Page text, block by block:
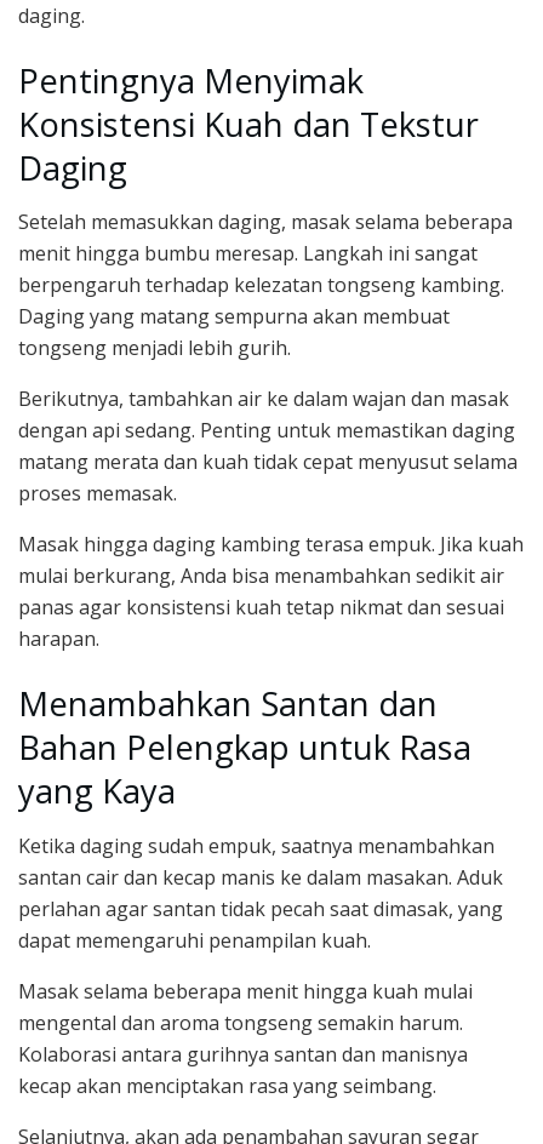
daging.
Pentingnya Menyimak
Konsistensi Kuah dan Tekstur
Daging
Setelah memasukkan daging, masak selama beberapa
menit hingga bumbu meresap. Langkah ini sangat
berpengaruh terhadap kelezatan tongseng kambing.
Daging yang matang sempurna akan membuat
tongseng menjadi lebih gurih.
Berikutnya, tambahkan air ke dalam wajan dan masak
dengan api sedang. Penting untuk memastikan daging
matang merata dan kuah tidak cepat menyusut selama
proses memasak.
Masak hingga daging kambing terasa empuk. Jika kuah
mulai berkurang, Anda bisa menambahkan sedikit air
panas agar konsistensi kuah tetap nikmat dan sesuai
harapan.
Menambahkan Santan dan
Bahan Pelengkap untuk Rasa
yang Kaya
Ketika daging sudah empuk, saatnya menambahkan
santan cair dan kecap manis ke dalam masakan. Aduk
perlahan agar santan tidak pecah saat dimasak, yang
dapat memengaruhi penampilan kuah.
Masak selama beberapa menit hingga kuah mulai
mengental dan aroma tongseng semakin harum.
Kolaborasi antara gurihnya santan dan manisnya
kecap akan menciptakan rasa yang seimbang.
Selanjutnya, akan ada penambahan sayuran segar